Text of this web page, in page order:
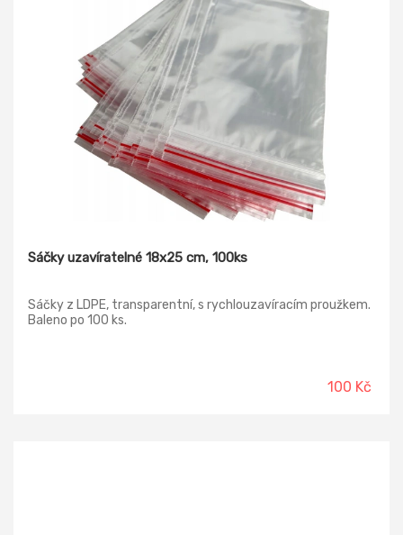
Sáčky uzavíratelné 18x25 cm, 100ks
Sáčky z LDPE, transparentní, s rychlouzavíracím proužkem.
Baleno po 100 ks.
100 Kč